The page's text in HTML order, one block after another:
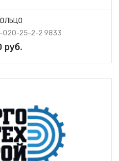
020-25-2-2 9833
руб.